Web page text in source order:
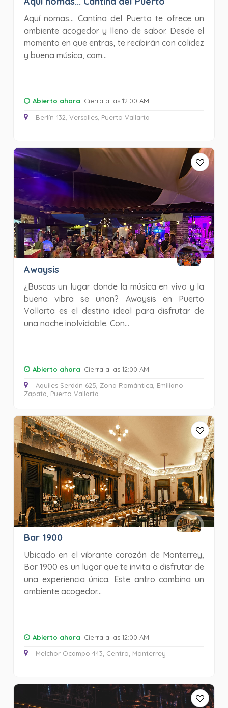
Aquí nomas... Cantina del Puerto te ofrece un
ambiente acogedor y lleno de sabor. Desde el
momento en que entras, te recibirán con calidez
y buena música, com...
Abierto ahora· Cierra a las 12:00 AM
Berlín 132, Versalles, Puerto Vallarta
Awaysis
¿Buscas un lugar donde la música en vivo y la
buena vibra se unan? Awaysis en Puerto
Vallarta es el destino ideal para disfrutar de
una noche inolvidable. Con...
Abierto ahora· Cierra a las 12:00 AM
Aquiles Serdán 625, Zona Romántica, Emiliano
Zapata, Puerto Vallarta
Bar 1900
Ubicado en el vibrante corazón de Monterrey,
Bar 1900 es un lugar que te invita a disfrutar de
una experiencia única. Este antro combina un
ambiente acogedor...
Abierto ahora· Cierra a las 12:00 AM
Melchor Ocampo 443, Centro, Monterrey